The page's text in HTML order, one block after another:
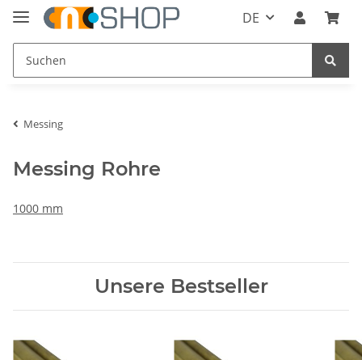
DE
Messing
Messing Rohre
1000 mm
Unsere Bestseller